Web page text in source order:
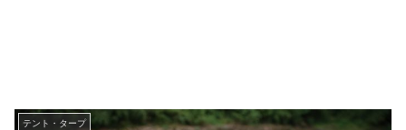
テント・タープ